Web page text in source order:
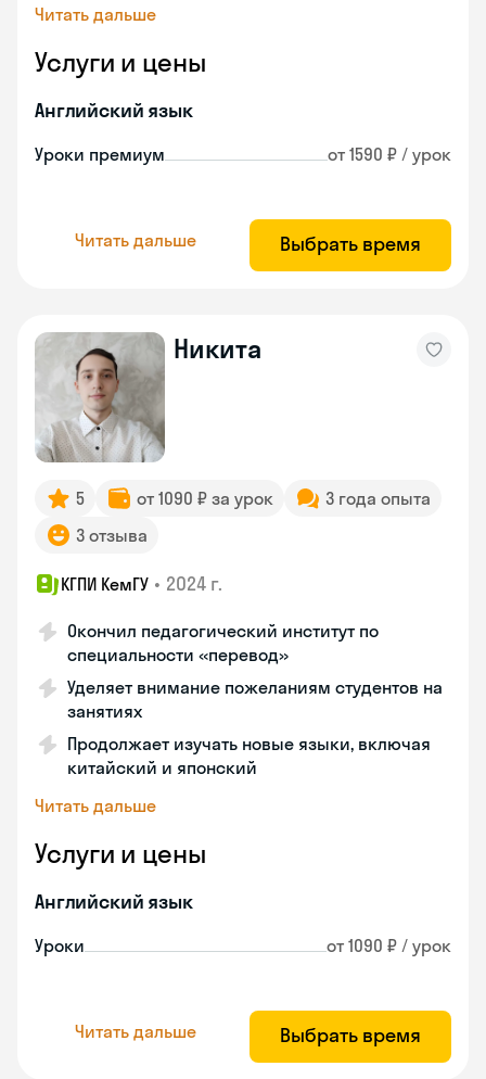
Читать дальше
Услуги и цены
Английский язык
Уроки премиум от 1590 ₽ / урок
Читать дальше Выбрать время
Никита
5 от 1090 ₽ за урок
3 года опыта
3 отзыва
КГПИ КемГУ • 2024 г.
Окончил педагогический институт по
специальности «перевод»
Уделяет внимание пожеланиям студентов на
занятиях
Продолжает изучать новые языки, включая
китайский и японский
Читать дальше
Услуги и цены
Английский язык
Уроки от 1090 ₽ / урок
Читать дальше Выбрать время